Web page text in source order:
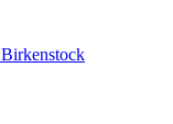
Birkenstock